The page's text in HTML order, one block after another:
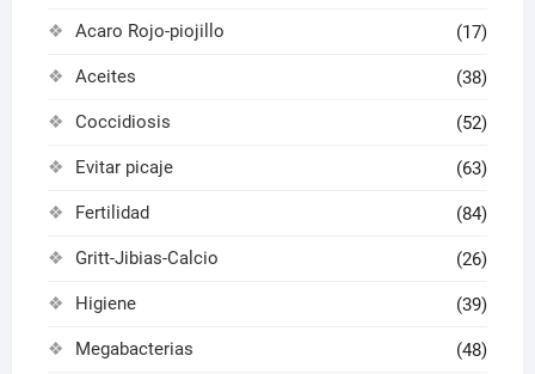
Acaro Rojo-piojillo (17)
Aceites (38)
Coccidiosis (52)
Evitar picaje (63)
Fertilidad (84)
Gritt-Jibias-Calcio (26)
Higiene (39)
Megabacterias (48)